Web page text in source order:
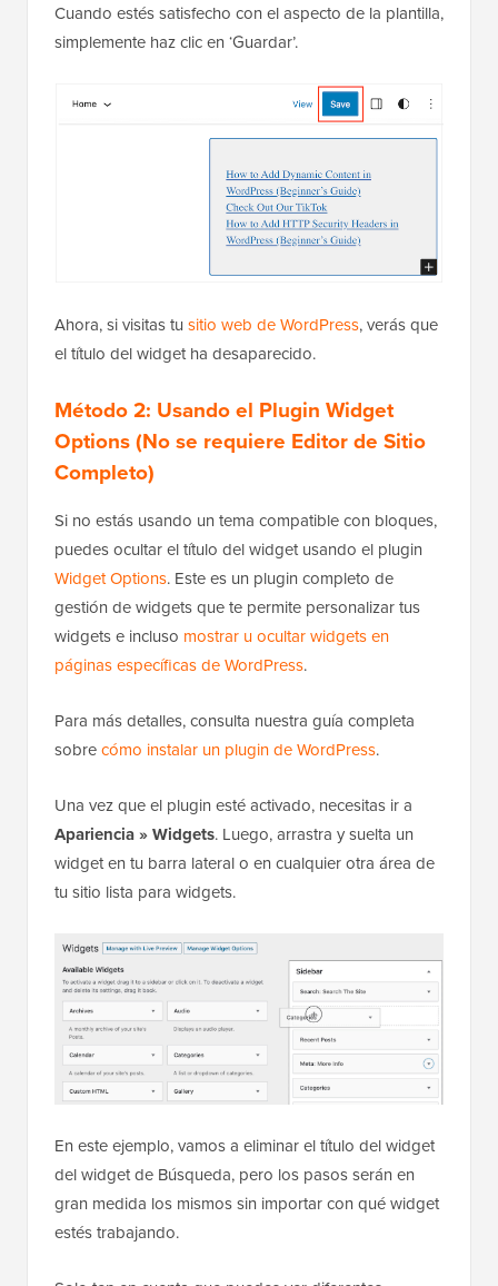
Cuando estés satisfecho con el aspecto de la plantilla,
simplemente haz clic en ‘Guardar’.
Ahora, si visitas tu sitio web de WordPress, verás que
el título del widget ha desaparecido.
Método 2: Usando el Plugin Widget
Options (No se requiere Editor de Sitio
Completo)
Si no estás usando un tema compatible con bloques,
puedes ocultar el título del widget usando el plugin
Widget Options. Este es un plugin completo de
gestión de widgets que te permite personalizar tus
widgets e incluso mostrar u ocultar widgets en
páginas específicas de WordPress.
Para más detalles, consulta nuestra guía completa
sobrecómo instalar un plugin de WordPress.
Una vez que el plugin esté activado, necesitas ir a
Apariencia » Widgets. Luego, arrastra y suelta un
widget en tu barra lateral o en cualquier otra área de
tu sitio lista para widgets.
En este ejemplo, vamos a eliminar el título del widget
del widget de Búsqueda, pero los pasos serán en
gran medida los mismos sin importar con qué widget
estés trabajando.